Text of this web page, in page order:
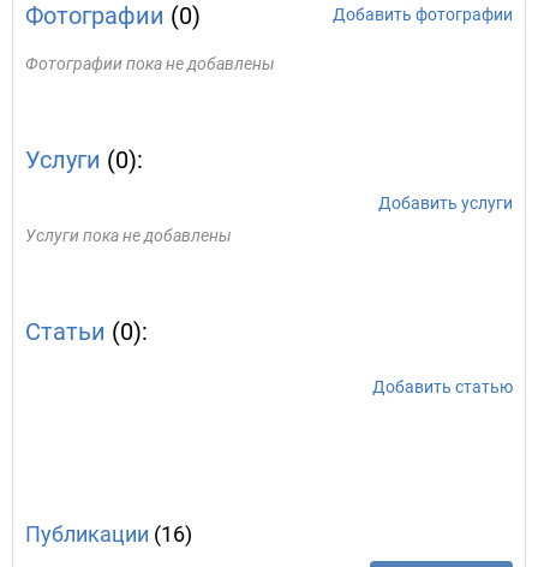
Фотографии (0) Добавить фотографии
Фотографии пока не добавлены
Услуги (0):
Добавить услуги
Услуги пока не добавлены
Статьи (0):
Добавить статью
Публикации (16)